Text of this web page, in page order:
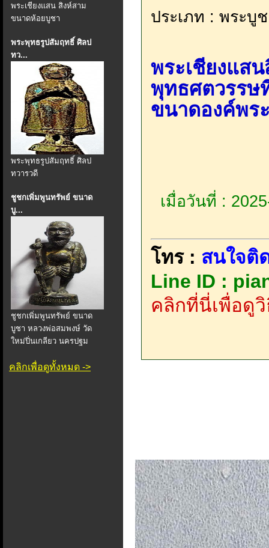
พระเชียงแสน สิงห์สาม
ขนาดห้อยบูชา
พระพุทธรูปสัมฤทธิ์ ศิลป
ทว...
พระพุทธรูปสัมฤทธิ์ ศิลป
ทวารวดี
ชูชกเพิ่มพูนทรัพย์ ขนาด
บู...
ชูชกเพิ่มพูนทรัพย์ ขนาด
บูชา หลวงพ่อสมพงษ์ วัด
ใหม่ปิ่นเกลียว นครปฐม
คลิกเพื่อดูทั้งหมด ->
ประเภท : พระบู
พระเชียงแส
พุทธศตวรรษ
ขนาดองค์พร
เมื่อวันที่ :
โทร : สนใจติ
Line ID :
คลิกที่นี่เพื่อดูวิ